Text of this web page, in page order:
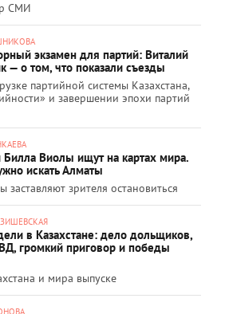
СМИ
экзамен для партий: Виталий
— о том, что показали съезды
партийной системы Казахстана,
и завершении эпохи партий
Билла Виолы ищут на картах мира.
искать Алматы
заставляют зрителя остановиться
в Казахстане: дело дольщиков,
громкий приговор и победы
и мира выпуске